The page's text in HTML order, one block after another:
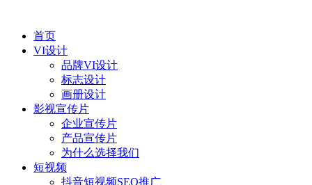
首页
VI设计
品牌VI设计
标志设计
画册设计
影视宣传片
企业宣传片
产品宣传片
为什么选择我们
短视频
抖音短视频SEO推广